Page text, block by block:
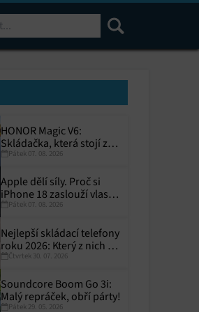
HONOR Magic V6:
Skládačka, která stojí za
toPátek 07. 08. 2026
Apple dělí síly. Proč si
iPhone 18 zaslouží vlastní
termín?
Pátek 07. 08. 2026
Nejlepší skládací telefony
roku 2026: Který z nich si
zaslouží místo ve vaší
Čtvrtek 30. 07. 2026
Soundcore Boom Go 3i:
Malý repráček, obří párty!
Pátek 29. 05. 2026